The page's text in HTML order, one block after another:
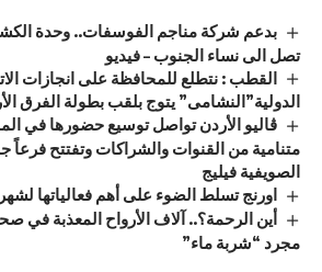
بدعم شركة مناجم الفوسفات.. وحدة
تصل الى نساء الجنوب – فيديو
القطب : نتطلع للمحافظة على انجازات
الدولية”النشامى” يتوج بلقب بطولة الفرق
ڤاليو الأردن تواصل توسيع حضورها في
متنامية من القنوات والشراكات وتفتتح فرعاً
الصويفية فيليج
اورنج تسلط الضوء على أهم فعالياتها
أين الرحمة؟.. آلاف الأرواح المعذبة في
مجرد “شربة ماء”